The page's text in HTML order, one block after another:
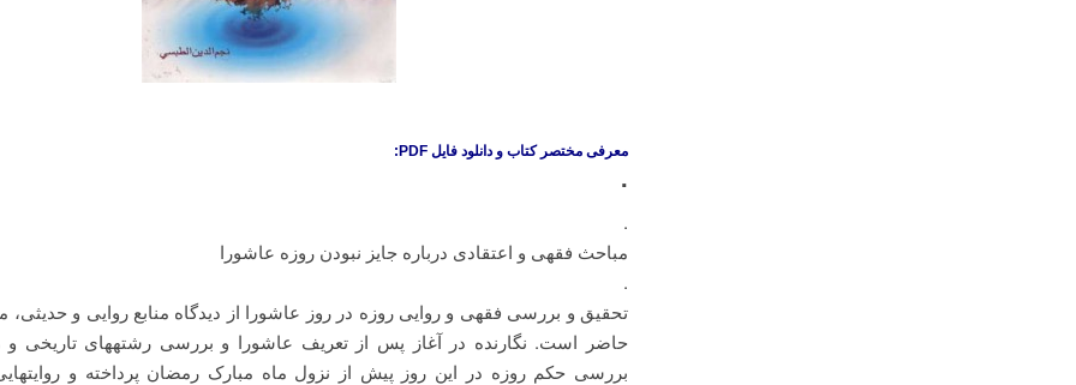
معرفی مختصر کتاب و دانلود فایل PDF:
.
.
مباحث فقهى و اعتقادى درباره جایز نبودن روزه عاشورا
.
تحقیق و بررسی فقهی و روایی روزه در روز عاشورا از دیدگاه منابع روایی و حدیثی،
حاضر است. نگارنده در آغاز پس از تعریف عاشورا و بررسی رشته‏های تاریخی و
بررسی حکم روزه در این روز پیش از نزول ماه مبارک رمضان پرداخته و